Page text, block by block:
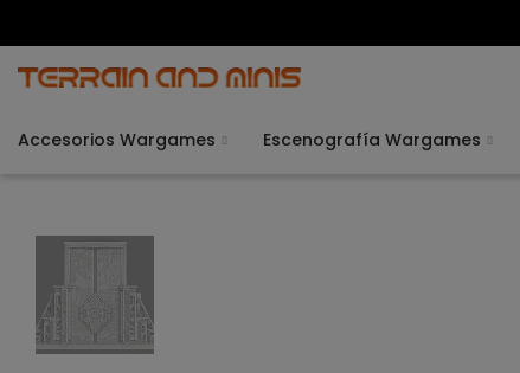
Accesorios Wargames Escenografía Wargames